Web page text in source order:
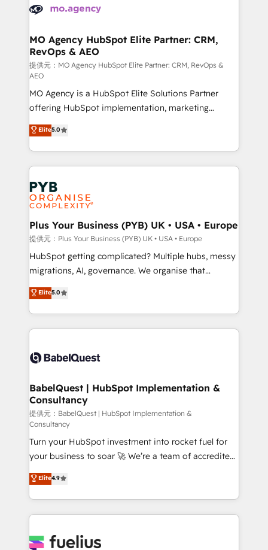
services are offered in both English & French.
WordPress and legacy CRMs, turning fragmented
architectures that accelerate revenue operations and
performance. - Multi-object CRM migration, cleanup,
and implementation. - Pre-built and custom
integrations across your full tech stack. - Custom
object setup, CMS builds, and full-funnel automation.
- Dashboards, lifecycle campaigns, and lead
nurturing sequences. - Cross-hub setup across
Marketing, Sales, Operations, and Service Hubs. -
Ongoing optimization, managed support, and
scalable retainers. Let’s make HubSpot your most
powerful growth engine. Built to convert, scale, and
drive results.
MO Agency HubSpot Elite Partner: CRM,
RevOps & AEO
提供元：MO Agency HubSpot Elite Partner: CRM, RevOps &
AEO
MO Agency is a HubSpot Elite Solutions Partner
offering HubSpot implementation, marketing
automation, CRM and RevOps consulting, data
architecture, sales enablement, lifecycle automation,
lead scoring and revenue reporting. HubSpot,
Salesforce and integrated enterprise stacks. Digital
Marketing, Answer Engine Optimisation, and
Generative Engine Optimisation (AI Search),
HubSpot Content Hub, WordPress development,
B2B SEO, paid media, and content. We work with
enterprise and growth-led companies across
technology, professional services, financial services
and industrial sectors. Offices in Johannesburg, Cape
implementations delivered. AI visibility coverage
across ChatGPT, Claude, Perplexity, Gemini and
Innovation HubSpot Impact Award - Platform
Migration Excellence HubSpot Impact Award -
professionals.
Elite5.0
Plus Your Business (PYB) UK • USA • Europe
提供元：Plus Your Business (PYB) UK • USA • Europe
HubSpot getting complicated? Multiple hubs, messy
migrations, AI, governance. We organise that
complexity, so your team can put HubSpot to work...
Welcome to our Profile! We help with: • CRM
implementation, reports, workflows, and team
training • CRM migration from Salesforce, Pipedrive,
custom API integrations with ERP (and other
operations A little about us: • Boutique 'Elite' team of
12 • 150+ clients across Sales Hub, Marketing Hub,
Service Hub, Data Hub and CMS • ISO/IEC
27001:2022, ISO 9001:2015, and ISO 42001:2023
certified - the AI management standard • GuardHub:
our AI governance framework, built on ISO 42001
Ready for the next step? Click the 👈 '𝗖𝗼𝗻𝘁𝗮𝗰𝘁
𝗯𝘂𝘀𝗶𝗻𝗲𝘀𝘀' button to get in touch (𝘸𝘦'𝘳𝘦 𝘴𝘶𝘱𝘦𝘳
𝘳𝘦𝘴𝘱𝘰𝘯𝘴𝘪𝘷𝘦)
Elite5.0
BabelQuest | HubSpot Implementation &
Consultancy
提供元：BabelQuest | HubSpot Implementation &
Consultancy
Turn your HubSpot investment into rocket fuel for
your business to soar 🚀 We’re a team of accredited
HubSpot experts ready to help you. We can
implement the platform into complex business
environments, optimise what you've got and make
sure you can actually use it, build your website in
for you and execute it on HubSpot. We are on the
Elite4.9